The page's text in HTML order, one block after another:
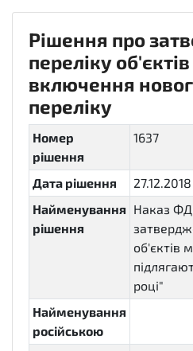
Рішення про
переліку
включення
переліку
Номер
рішення
1637
Дата рішення
Найменування
рішення
Наказ
об'єктів
році"
Найменування
російською